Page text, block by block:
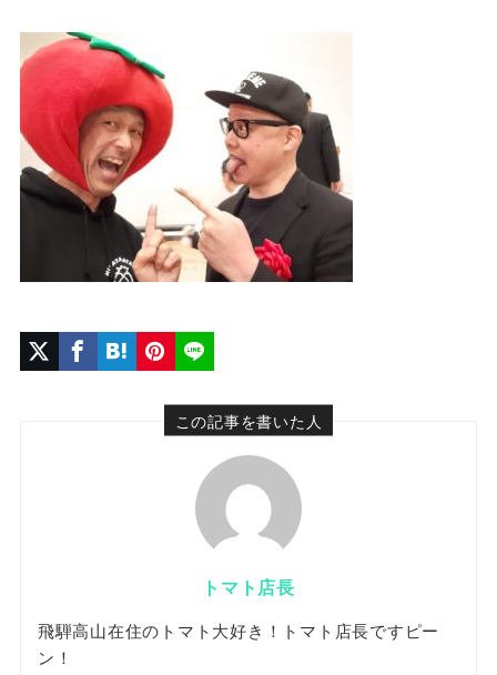
この記事を書いた人
トマト店長
飛騨高山在住のトマト大好き！トマト店長ですピー
ン！